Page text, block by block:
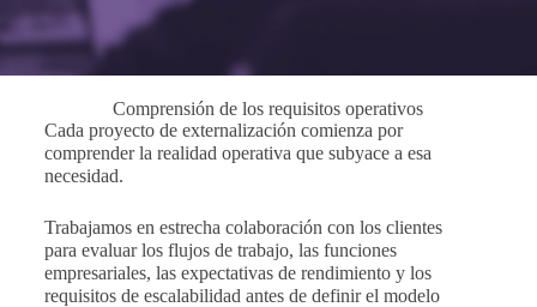
Comprensión de los requisitos operativos
Cada proyecto de externalización comienza por
comprender la realidad operativa que subyace a esa
necesidad.
Trabajamos en estrecha colaboración con los clientes
para evaluar los flujos de trabajo, las funciones
empresariales, las expectativas de rendimiento y los
requisitos de escalabilidad antes de definir el modelo